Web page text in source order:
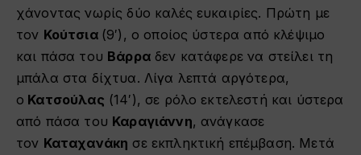
χάνοντας νωρίς δύο καλές ευκαιρίες. Πρώτη με
τον Κούτσια (9′), ο οποίος ύστερα από κλέψιμο
και πάσα του Βάρραδεν κατάφερε να στείλει τη
μπάλα στα δίχτυα. Λίγα λεπτά αργότερα,
ο Κατσούλας (14′), σε ρόλο εκτελεστή και ύστερα
από πάσα του Καραγιάννη, ανάγκασε
τον Καταχανάκη σε εκπληκτική επέμβαση. Μετά